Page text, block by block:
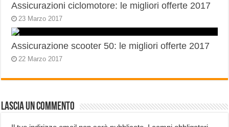
Assicurazioni ciclomotore: le migliori offerte 2017
23 Marzo 2017
Assicurazione scooter 50: le migliori offerte 2017
22 Marzo 2017
Lascia un commento